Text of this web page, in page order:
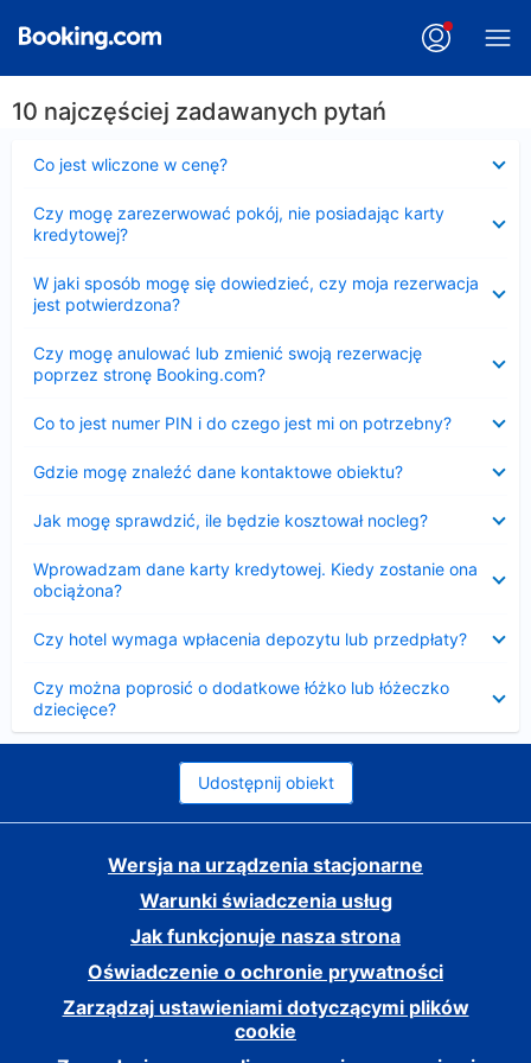
10 najczęściej zadawanych pytań
Co jest wliczone w cenę?
Czy mogę zarezerwować pokój, nie posiadając karty
kredytowej?
W jaki sposób mogę się dowiedzieć, czy moja rezerwacja
jest potwierdzona?
Czy mogę anulować lub zmienić swoją rezerwację
poprzez stronę Booking.com?
Co to jest numer PIN i do czego jest mi on potrzebny?
Gdzie mogę znaleźć dane kontaktowe obiektu?
Jak mogę sprawdzić, ile będzie kosztował nocleg?
Wprowadzam dane karty kredytowej. Kiedy zostanie ona
obciążona?
Czy hotel wymaga wpłacenia depozytu lub przedpłaty?
Czy można poprosić o dodatkowe łóżko lub łóżeczko
dziecięce?
Udostępnij obiekt
Wersja na urządzenia stacjonarne
Warunki świadczenia usług
Jak funkcjonuje nasza strona
Oświadczenie o ochronie prywatności
Zarządzaj ustawieniami dotyczącymi plików
cookie